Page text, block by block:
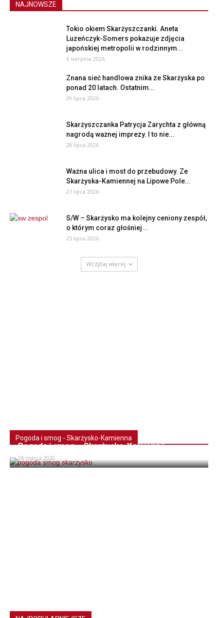
NAJNOWSZE
Tokio okiem Skarżyszczanki. Aneta
Luzeńczyk-Somers pokazuje zdjęcia
japońskiej metropolii w rodzinnym...
6 sierpnia 2026
Znana sieć handlowa znika ze Skarżyska po
ponad 20 latach. Ostatnim...
29 lipca 2026
Skarżyszczanka Patrycja Zarychta z główną
nagrodą ważnej imprezy. I to nie...
28 lipca 2026
Ważna ulica i most do przebudowy. Ze
Skarżyska-Kamiennej na Lipowe Pole...
27 lipca 2026
S/W – Skarżysko ma kolejny ceniony zespół,
o którym coraz głośniej...
25 lipca 2026
Wczytaj więcej
Pogoda i smog - Skarżysko-Kamienna
Pogoda i smog – Skarżysko-Kamienna
26 marca 2020